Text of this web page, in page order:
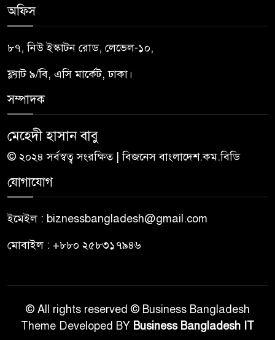
অফিস
৮৭, নিউ ইস্কাটন রোড, লেভেল-১০,
ফ্ল্যাট ৯/বি, এসি মার্কেট, ঢাকা।
সম্পাদক
মেহেদী হাসান বাবু
© ২০২৪ সর্বস্বত্ব সংরক্ষিত | বিজনেস বাংলাদেশ.কম.বিডি
যোগাযোগ
ইমেইল : biznessbangladesh@gmail.com
মোবাইল : +৮৮০ ২৫৮৩১৭৯৪৬
© All rights reserved © Business Bangladesh
Theme Developed BY Business Bangladesh IT